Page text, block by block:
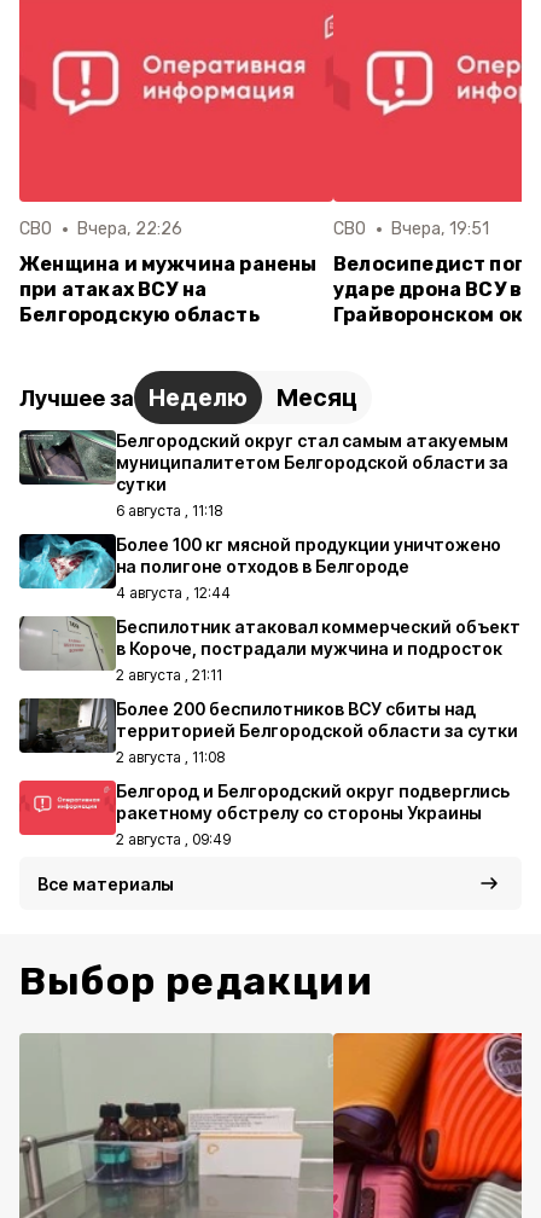
СВО Вчера, 22:26
Женщина и мужчина ранены
при атаках ВСУ на
Белгородскую область
СВО Вчера, 19:51
Велосипедист
ударе дрона ВСУ в
Грайворонском
Лучшее за Неделю Месяц
Белгородский округ стал самым атакуемым
муниципалитетом Белгородской области за
сутки
6 августа , 11:18
Более 100 кг мясной продукции уничтожено
на полигоне отходов в Белгороде
4 августа , 12:44
Беспилотник атаковал коммерческий объект
в Короче, пострадали мужчина и подросток
2 августа , 21:11
Более 200 беспилотников ВСУ сбиты над
территорией Белгородской области за сутки
2 августа , 11:08
Белгород и Белгородский округ подверглись
ракетному обстрелу со стороны Украины
2 августа , 09:49
Все материалы
Выбор редакции